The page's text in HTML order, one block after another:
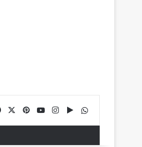
FacebookPinterestYouTubeInstagram
Google Play